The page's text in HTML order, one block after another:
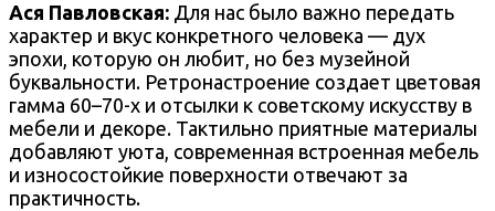
Ася Павловская: Для нас было важно передать
характер и вкус конкретного человека — дух
эпохи, которую он любит, но без музейной
буквальности. Ретронастроение создает цветовая
гамма 60–70-х и отсылки к советскому искусству в
мебели и декоре. Тактильно приятные материалы
добавляют уюта, современная встроенная мебель
и износостойкие поверхности отвечают за
практичность.